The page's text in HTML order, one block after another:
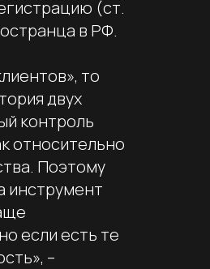
(ст.
в РФ.
то
двух
контроль
относительно
Поэтому
инструмент
если есть те
–